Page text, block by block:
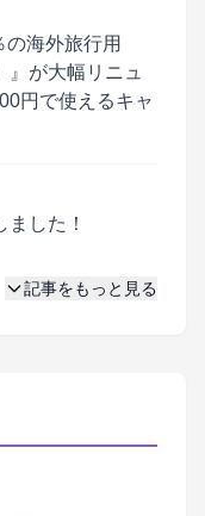
海外旅行用
が大幅リニュ
円で使えるキャ
ました！
記事をもっと見る